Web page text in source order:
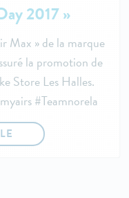
2017 »
Max » de la marque
la promotion de
Store Les Halles.
#Teamnorela